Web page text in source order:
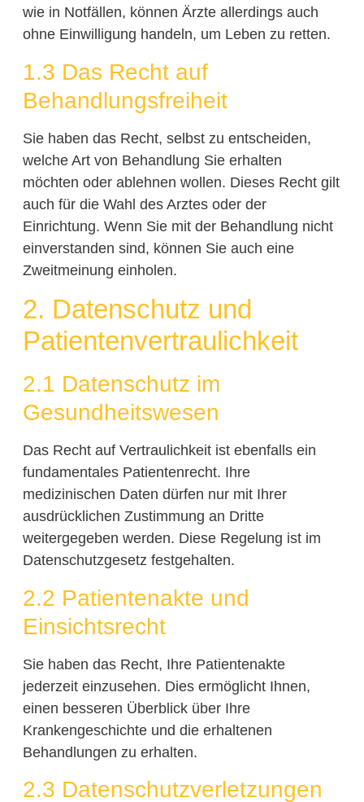
wie in Notfällen, können Ärzte allerdings auch
ohne Einwilligung handeln, um Leben zu retten.
1.3 Das Recht auf
Behandlungsfreiheit
Sie haben das Recht, selbst zu entscheiden,
welche Art von Behandlung Sie erhalten
möchten oder ablehnen wollen. Dieses Recht gilt
auch für die Wahl des Arztes oder der
Einrichtung. Wenn Sie mit der Behandlung nicht
einverstanden sind, können Sie auch eine
Zweitmeinung einholen.
2. Datenschutz und
Patientenvertraulichkeit
2.1 Datenschutz im
Gesundheitswesen
Das Recht auf Vertraulichkeit ist ebenfalls ein
fundamentales Patientenrecht. Ihre
medizinischen Daten dürfen nur mit Ihrer
ausdrücklichen Zustimmung an Dritte
weitergegeben werden. Diese Regelung ist im
Datenschutzgesetz festgehalten.
2.2 Patientenakte und
Einsichtsrecht
Sie haben das Recht, Ihre Patientenakte
jederzeit einzusehen. Dies ermöglicht Ihnen,
einen besseren Überblick über Ihre
Krankengeschichte und die erhaltenen
Behandlungen zu erhalten.
2.3 Datenschutzverletzungen